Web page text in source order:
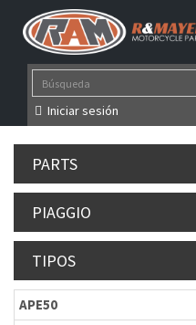
Iniciar sesión
PARTS
PIAGGIO
TIPOS
APE50